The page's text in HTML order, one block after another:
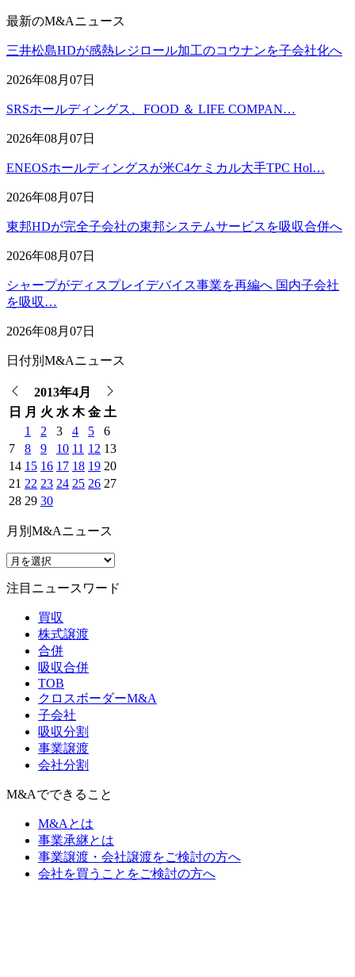
最新のM&Aニュース
三井松島HDが感熱レジロール加工のコウナンを子会社化へ
2026年08月07日
SRSホールディングス、FOOD ＆ LIFE COMPAN…
2026年08月07日
ENEOSホールディングスが米C4ケミカル大手TPC Hol…
2026年08月07日
東邦HDが完全子会社の東邦システムサービスを吸収合併へ
2026年08月07日
シャープがディスプレイデバイス事業を再編へ 国内子会社
を吸収…
2026年08月07日
日付別M&Aニュース
2013年4月
日 月 火 水 木 金 土
1
2 3 4 5
6
7
8 9 10 11 12 13
14 15 16 17 18 19 20
21 22 23 24 25 26 27
28 29 30
月別M&Aニュース
注目ニュースワード
買収
株式譲渡
合併
吸収合併
TOB
クロスボーダーM&A
子会社
吸収分割
事業譲渡
会社分割
M&Aでできること
M&Aとは
事業承継とは
事業譲渡・会社譲渡をご検討の方へ
会社を買うことをご検討の方へ